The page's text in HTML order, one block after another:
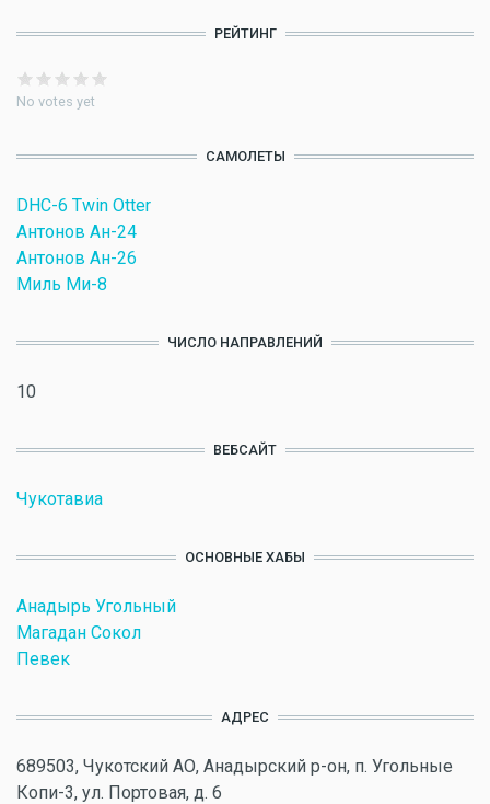
РЕЙТИНГ
No votes yet
САМОЛЕТЫ
DHC-6 Twin Otter
Антонов Ан-24
Антонов Ан-26
Миль Ми-8
ЧИСЛО НАПРАВЛЕНИЙ
10
ВЕБСАЙТ
Чукотавиа
ОСНОВНЫЕ ХАБЫ
Анадырь Угольный
Магадан Сокол
Певек
АДРЕС
689503, Чукотский АО, Анадырский р-он, п. Угольные
Копи-3, ул. Портовая, д. 6